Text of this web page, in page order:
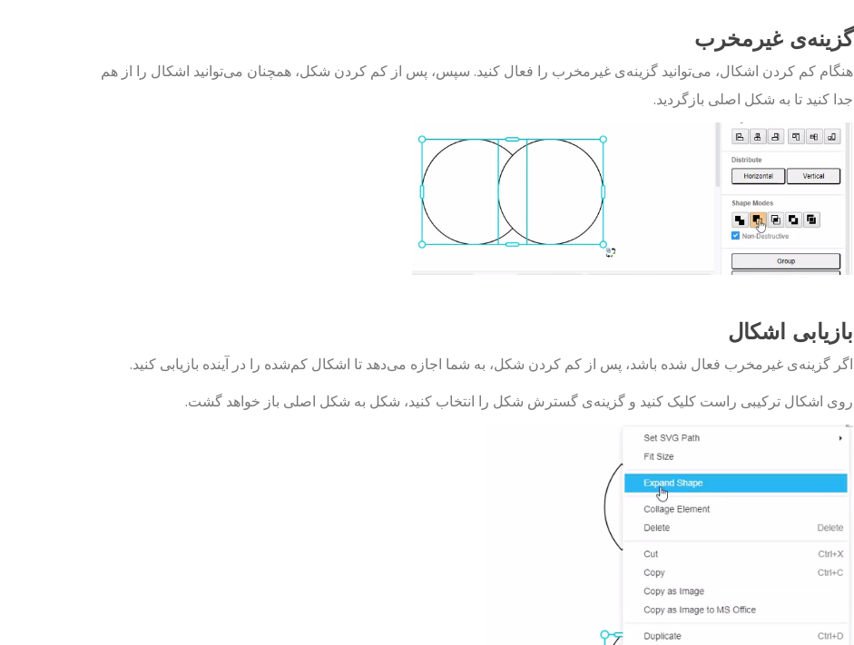
گزینه‌ی غیرمخرب
هنگام کم کردن اشکال، می‌توانید گزینه‌ی غیرمخرب را فعال کنید. سپس، پس از کم کردن شکل، همچنان می‌توانید اشکال را از هم
جدا کنید تا به شکل اصلی بازگردید.
بازیابی اشکال
اگر گزینه‌ی غیرمخرب فعال شده باشد، پس از کم کردن شکل، به شما اجازه می‌دهد تا اشکال کم‌شده را در آینده بازیابی کنید.
روی اشکال ترکیبی راست کلیک کنید و گزینه‌ی گسترش شکل را انتخاب کنید، شکل به شکل اصلی باز خواهد گشت.